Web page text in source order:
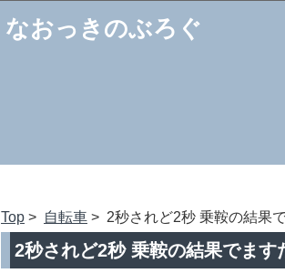
なおっきのぶろぐ
Top > 自転車 > 2秒されど2秒 乗鞍の結果
2秒されど2秒 乗鞍の結果でます